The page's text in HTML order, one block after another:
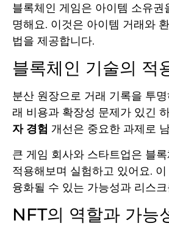
블록체인 게임은 아이템 소유권
명해요. 이것은 아이템 거래와
법을 제공합니다.
블록체인 기술의 적
분산 원장으로 거래 기록을 투
래 비용과 확장성 문제가 있긴
자 경험 개선은 중요한 과제로
큰 게임 회사와 스타트업은 블
적용해보며 실험하고 있어요.
융화될 수 있는 가능성과 리스
NFT의 역할과 가능